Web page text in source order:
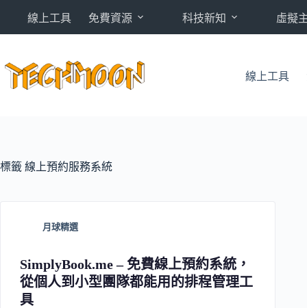
內
線上工具 免費資源 科技新知 虛擬
線上工具
標籤 線上預約服務系統
月球精選
SimplyBook.me – 免費線上預約系統，
從個人到小型團隊都能用的排程管理工
具